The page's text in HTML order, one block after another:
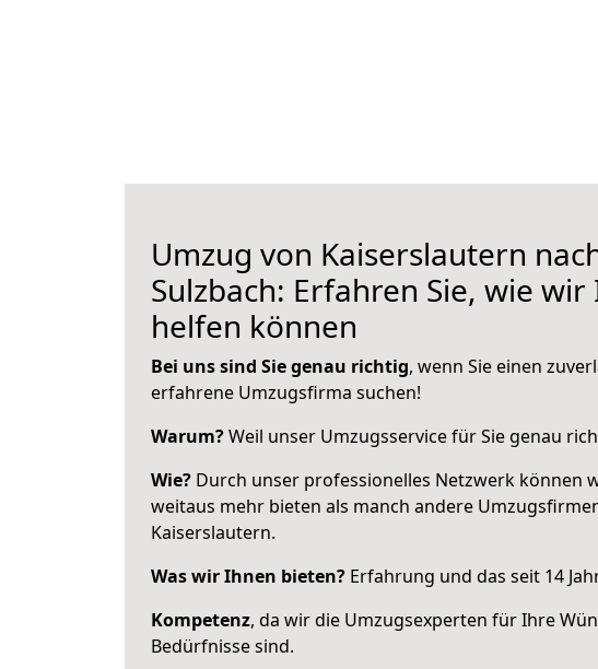
Umzug von Kaiserslautern
Sulzbach: Erfahren Sie, wie wir
helfen können
Bei uns sind Sie genau richtig, wenn Sie einen
erfahrene Umzugsfirma suchen!
Warum?Weil unser Umzugsservice für Sie genau
Wie? Durch unser professionelles Netzwerk können
weitaus mehr bieten als manch andere
Kaiserslautern.
Was wir Ihnen bieten? Erfahrung und das seit 14
Kompetenz, da wir die Umzugsexperten für Ihre
Bedürfnisse sind.